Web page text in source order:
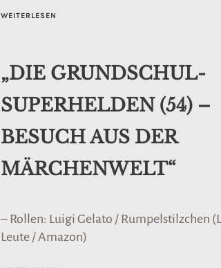
WEITERLESEN
„DIE GRUNDSCHUL-
SUPERHELDEN (54) –
BESUCH AUS DER
MÄRCHENWELT“
– Rollen: Luigi Gelato / Rumpelstilzchen
Leute / Amazon)